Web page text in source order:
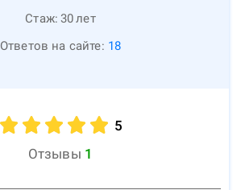
Стаж: 30лет
Ответов на сайте: 18
5
Отзывы 1